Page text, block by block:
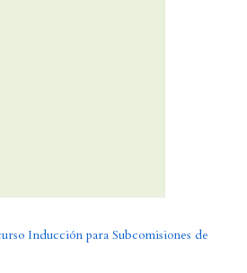
Inducción para Subcomisiones de